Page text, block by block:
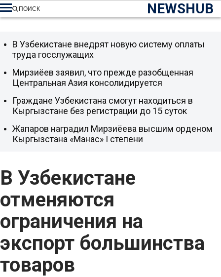
NEWSHUB
ПОИСК
В Узбекистане
отменяются
ограничения на
экспорт большинства
товаров
В Узбекистане внедрят новую систему оплаты
труда госслужащих
Мирзиёев заявил, что прежде разобщенная
Центральная Азия консолидируется
Граждане Узбекистана смогут находиться в
Кыргызстане без регистрации до 15 суток
Жапаров наградил Мирзиёева высшим орденом
Кыргызстана «Манас» I степени